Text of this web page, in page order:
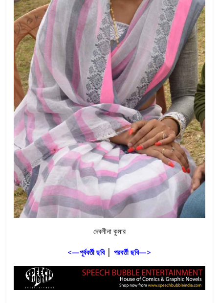
দেবলীনা কুমার
<—পূর্ববর্তী ছবি |পরবর্তী ছবি—>